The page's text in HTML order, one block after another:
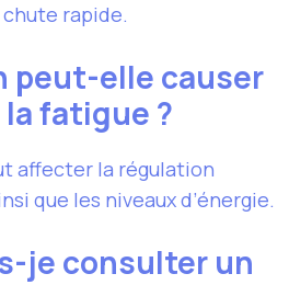
chute rapide.
peut-elle causer
fatigue ?
affecter la régulation
que les niveaux d’énergie.
je consulter un